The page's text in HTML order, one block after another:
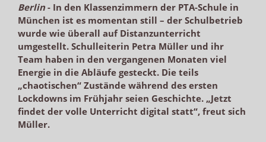
Berlin- In den Klassenzimmern der PTA-Schule in
München ist es momentan still – der Schulbetrieb
wurde wie überall auf Distanzunterricht
umgestellt. Schulleiterin Petra Müller und ihr
Team haben in den vergangenen Monaten viel
Energie in die Abläufe gesteckt. Die teils
„chaotischen“ Zustände während des ersten
Lockdowns im Frühjahr seien Geschichte. „Jetzt
findet der volle Unterricht digital statt“, freut sich
Müller.